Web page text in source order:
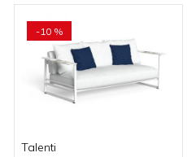
-10 %
Talenti